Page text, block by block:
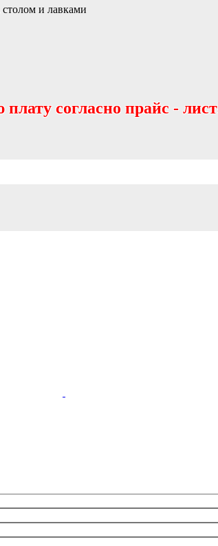
и лавками
согласно прайс -